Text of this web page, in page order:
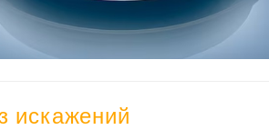
искажений